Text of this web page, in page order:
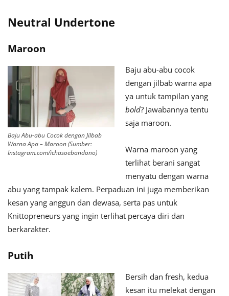
Neutral Undertone
Maroon
Baju Abu-abu Cocok dengan Jilbab
Warna Apa – Maroon (Sumber:
Instagram.com/ichasoebandono)
Baju abu-abu cocok
dengan jilbab warna apa
ya untuk tampilan yang
bold? Jawabannya tentu
saja maroon.
Warna maroon yang
terlihat berani sangat
menyatu dengan warna
abu yang tampak kalem. Perpaduan ini juga memberikan
kesan yang anggun dan dewasa, serta pas untuk
Knittopreneurs yang ingin terlihat percaya diri dan
berkarakter.
Putih
Bersih dan fresh, kedua
kesan itu melekat dengan